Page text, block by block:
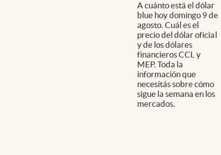
A cuánto está el dólar
blue hoy domingo 9 de
agosto. Cuál es el
precio del dólar oficial
y de los dólares
financieros CCL y
MEP. Toda la
información que
necesitás sobre cómo
sigue la semana en los
mercados.